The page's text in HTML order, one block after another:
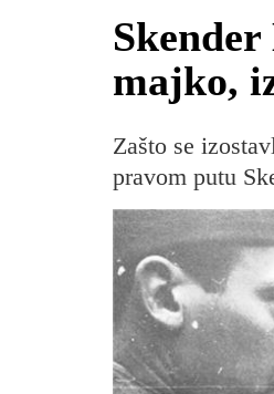
majko,
Zašto se
pravom putu